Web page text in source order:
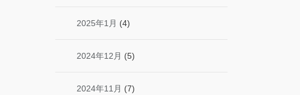
2025年1月 (4)
2024年12月 (5)
2024年11月 (7)